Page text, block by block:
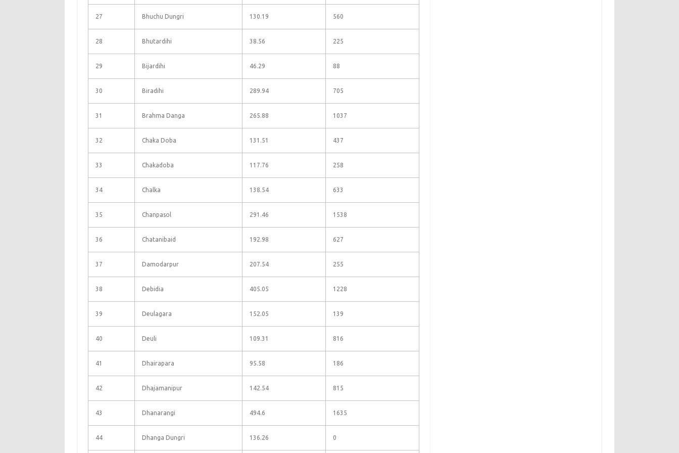
27 Bhuchu Dungri 130.19 560
28 Bhutardihi 38.56 225
29 Bijardihi 46.29 88
30 Biradihi 289.94 705
31 Brahma Danga 265.88 1037
32 Chaka Doba 131.51 437
33 Chakadoba 117.76 258
34 Chalka 138.54 633
35 Chanpasol 291.46 1538
36 Chatanibaid 192.98 627
37 Damodarpur 207.54 255
38 Debidia 405.05 1228
39 Deulagara 152.05 139
40 Deuli 109.31 816
41 Dhairapara 95.58 186
42 Dhajamanipur 142.54 815
43 Dhanarangi 494.6 1635
44 Dhanga Dungri 136.26 0